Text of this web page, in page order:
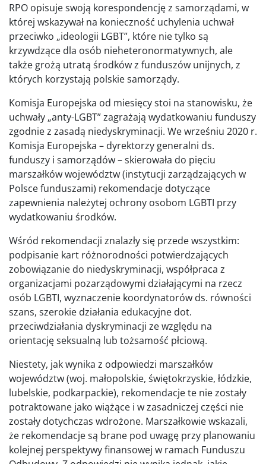
RPO opisuje swoją korespondencję z samorządami, w
której wskazywał na konieczność uchylenia uchwał
przeciwko „ideologii LGBT”, które nie tylko są
krzywdzące dla osób nieheteronormatywnych, ale
także grożą utratą środków z funduszów unijnych, z
których korzystają polskie samorządy.
Komisja Europejska od miesięcy stoi na stanowisku, że
uchwały „anty-LGBT” zagrażają wydatkowaniu funduszy
zgodnie z zasadą niedyskryminacji. We wrześniu 2020 r.
Komisja Europejska – dyrektorzy generalni ds.
funduszy i samorządów – skierowała do pięciu
marszałków województw (instytucji zarządzających w
Polsce funduszami) rekomendacje dotyczące
zapewnienia należytej ochrony osobom LGBTI przy
wydatkowaniu środków.
Wśród rekomendacji znalazły się przede wszystkim:
podpisanie kart różnorodności potwierdzających
zobowiązanie do niedyskryminacji, współpraca z
organizacjami pozarządowymi działającymi na rzecz
osób LGBTI, wyznaczenie koordynatorów ds. równości
szans, szerokie działania edukacyjne dot.
przeciwdziałania dyskryminacji ze względu na
orientację seksualną lub tożsamość płciową.
Niestety, jak wynika z odpowiedzi marszałków
województw (woj. małopolskie, świętokrzyskie, łódzkie,
lubelskie, podkarpackie), rekomendacje te nie zostały
potraktowane jako wiążące i w zasadniczej części nie
zostały dotychczas wdrożone. Marszałkowie wskazali,
że rekomendacje są brane pod uwagę przy planowaniu
kolejnej perspektywy finansowej w ramach Funduszu